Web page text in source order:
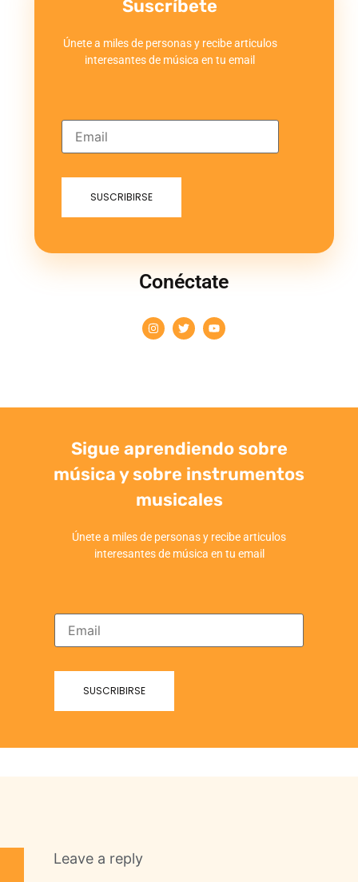
Suscríbete
Únete a miles de personas y recibe articulos
interesantes de música en tu email
Conéctate
Sigue aprendiendo sobre
música y sobre instrumentos
musicales
Únete a miles de personas y recibe articulos
interesantes de música en tu email
Leave a reply